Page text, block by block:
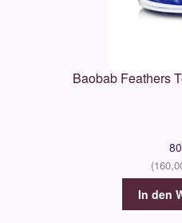
Baobab Feathers
In den